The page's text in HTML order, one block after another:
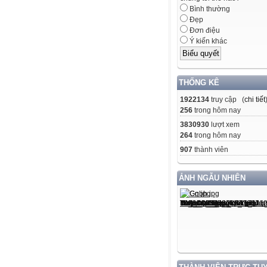
Bình thường
Đẹp
Đơn điệu
Ý kiến khác
THỐNG KÊ
1922134 truy cập (chi tiết)
256 trong hôm nay
3830930 lượt xem
264 trong hôm nay
907 thành viên
ẢNH NGẪU NHIÊN